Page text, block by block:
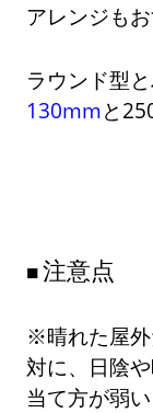
アレンジもお
ラウンド型
130mmと
注意点
※晴れた屋外
対に、日陰
当て方が弱